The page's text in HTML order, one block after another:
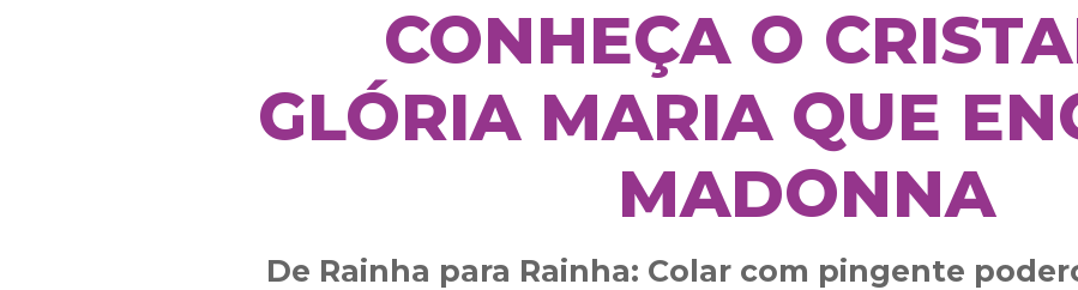
CONHEÇA O
GLÓRIA MARIA QUE
MADONNA
De Rainha para Rainha: Colar com pingente